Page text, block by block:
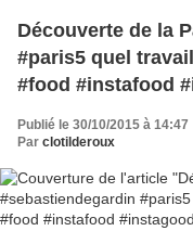
Découverte de la
#paris5 quel travail sur chaque pâtisserie !!😳👍
#food #instafood
@Pâtisserie
Publié le 30/10/2015 à 14:47
Par clotilderoux